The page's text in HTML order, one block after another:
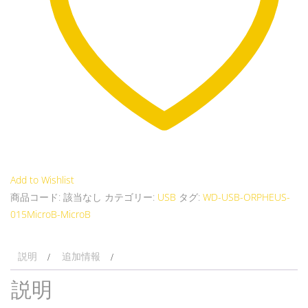
Add to Wishlist
商品コード: 該当なし カテゴリー: USB タグ: WD-USB-ORPHEUS-
015MicroB-MicroB
説明 追加情報
説明